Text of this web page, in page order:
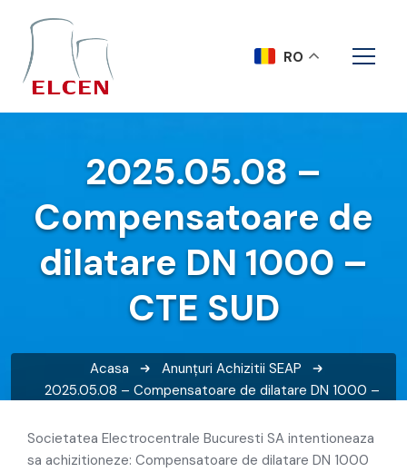
2025.05.08 –
Compensatoare de
dilatare DN 1000 –
CTE SUD
Acasa Anunțuri Achizitii SEAP
2025.05.08 – Compensatoare de dilatare DN 1000 –
Societatea Electrocentrale Bucuresti SA intentioneaza
sa achizitioneze: Compensatoare de dilatare DN 1000
RO